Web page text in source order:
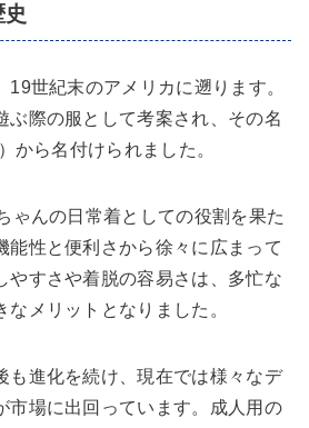
19世紀末のアメリカに遡ります。
ぶ際の服として考案され、その名
から名付けられました。
ゃんの日常着としての役割を果た
能性と便利さから徐々に広まって
やすさや着脱の容易さは、多忙な
メリットとなりました。
も進化を続け、現在では様々なデ
市場に出回っています。成人用の